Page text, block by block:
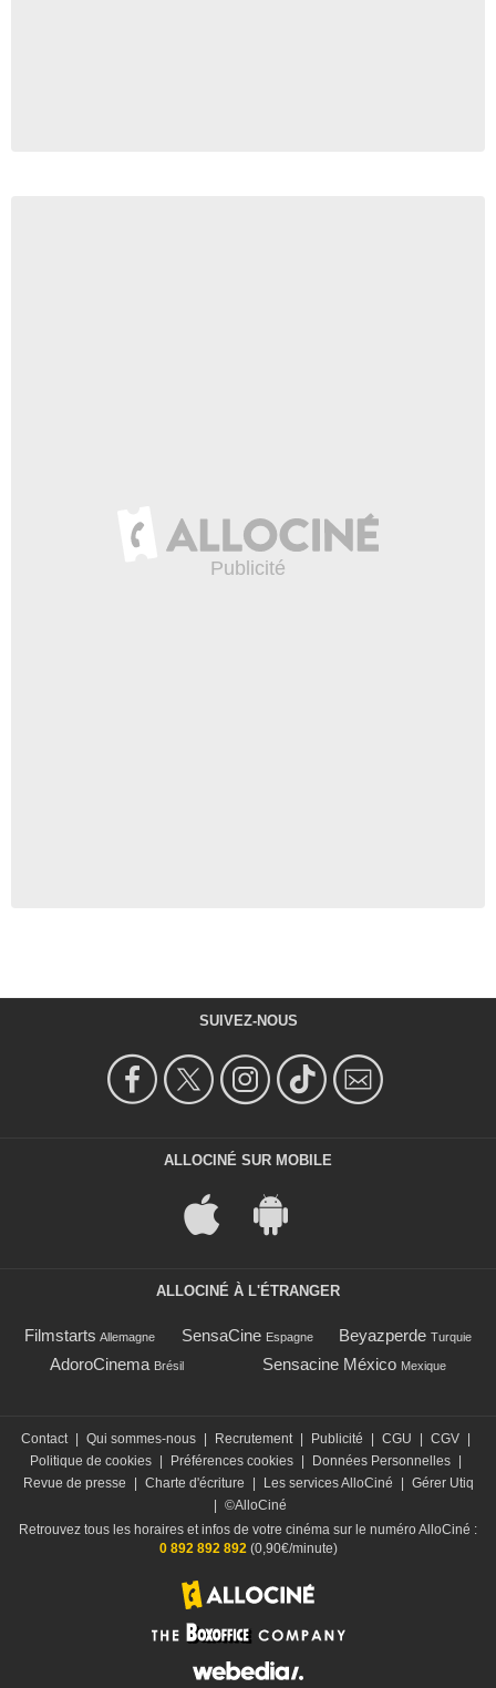
SUIVEZ-NOUS
ALLOCINÉ SUR MOBILE
ALLOCINÉ À L'ÉTRANGER
Filmstarts Allemagne SensaCine Espagne Beyazperde Turquie
AdoroCinema Brésil Sensacine México Mexique
Contact Qui sommes-nous Recrutement Publicité CGU CGV
Politique de cookies
Préférences cookies Données Personnelles
Revue de presse
Charte d'écriture Les services AlloCiné
Gérer Utiq
©AlloCiné
Retrouvez tous les horaires et infos de votre cinéma sur le numéro AlloCiné :
0 892 892 892(0,90€/minute)